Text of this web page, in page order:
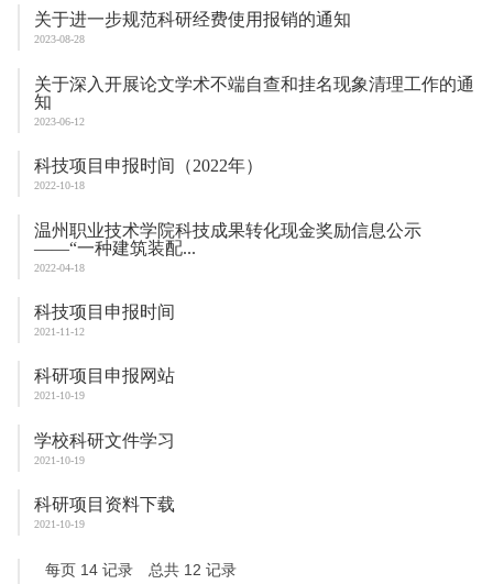
关于进一步规范科研经费使用报销的通知
2023-08-28
关于深入开展论文学术不端自查和挂名现象清理工作的通
知
2023-06-12
科技项目申报时间（2022年）
2022-10-18
温州职业技术学院科技成果转化现金奖励信息公示
——“一种建筑装配...
2022-04-18
科技项目申报时间
2021-11-12
科研项目申报网站
2021-10-19
学校科研文件学习
2021-10-19
科研项目资料下载
2021-10-19
每页 14记录 总共 12 记录